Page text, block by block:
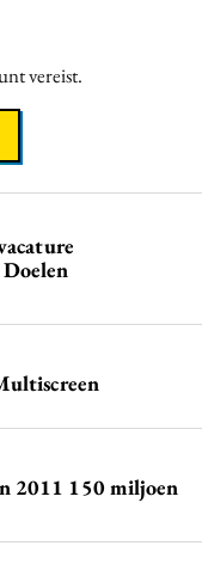
vereist.
2011 150 miljoen